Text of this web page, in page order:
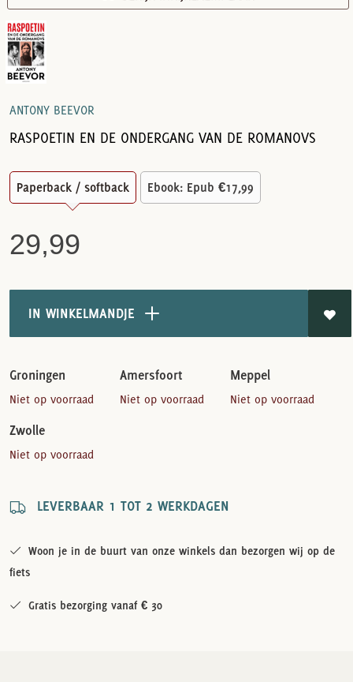
ANTONY BEEVOR
RASPOETIN EN DE ONDERGANG VAN DE ROMANOVS
Paperback / softback Ebook: Epub €17,99
29,99
IN WINKELMANDJE
Groningen
Niet op voorraad
Amersfoort
Niet op voorraad
Meppel
Niet op voorraad
Zwolle
Niet op voorraad
LEVERBAAR 1 TOT 2 WERKDAGEN
Woon je in de buurt van onze winkels dan bezorgen wij op de
fiets
Gratis bezorging vanaf € 30